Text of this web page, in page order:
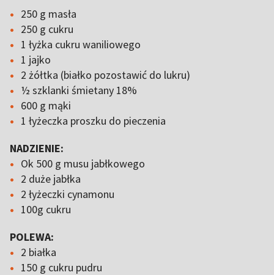
250 g masła
250 g cukru
1 łyżka cukru waniliowego
1 jajko
2 żółtka (białko pozostawić do lukru)
½ szklanki śmietany 18%
600 g mąki
1 łyżeczka proszku do pieczenia
NADZIENIE:
Ok 500 g musu jabłkowego
2 duże jabłka
2 łyżeczki cynamonu
100g cukru
POLEWA:
2 białka
150 g cukru pudru